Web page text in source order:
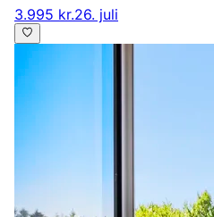
3.995 kr.26. juli